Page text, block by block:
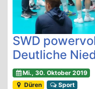
SWD
Deutliche
Mi., 30. Oktober 2019
Düren
Sport